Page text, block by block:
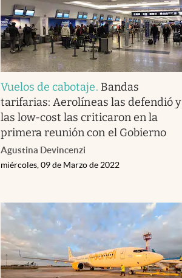
Vuelos de cabotaje. Bandas
tarifarias: Aerolíneas las defendió y
las low-cost las criticaron en la
primera reunión con el Gobierno
Agustina Devincenzi
miércoles, 09 de Marzo de 2022